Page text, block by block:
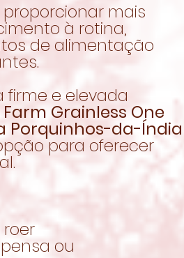
mais
à rotina,
de alimentação
firme e elevada
Farm Grainless One
Porquinhos-da-Índia
para oferecer
ou